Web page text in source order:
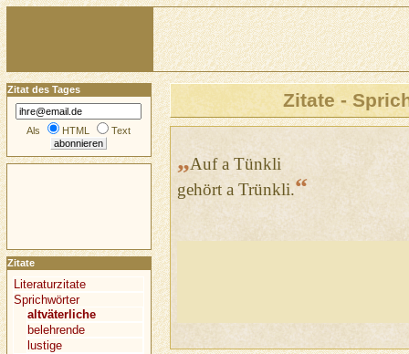
Zitate -
„Auf a Tünkli
gehört a Trünkli.“
Zitat des Tages
Als HTML Text
Zitate
Literaturzitate
Sprichwörter
altväterliche
belehrende
lustige